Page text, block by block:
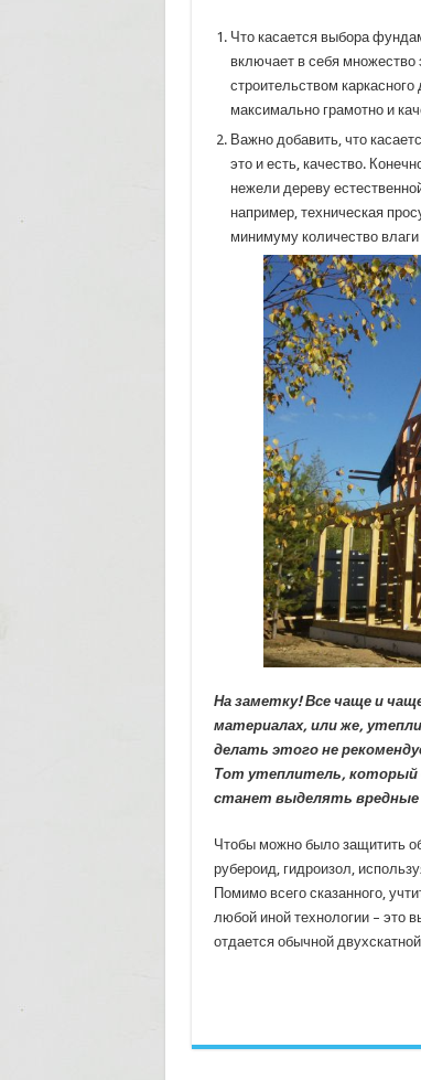
Что касается выбора
включает в себя множество
строительством
максимально грамотно и
Важно добавить, что
это и есть, качество.
нежели дереву
например, техническая
минимуму количество
На заметку! Все чаще и
материалах, или же,
делать этого не
Тот утеплитель, который
станет выделять вредные
Чтобы можно было защитить
рубероид, гидроизол,
Помимо всего сказанного,
любой иной технологии – это
отдается обычной